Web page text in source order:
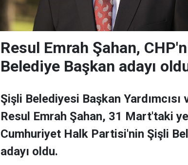
Resul Emrah Şahan,
Belediye Başkan adayı
Şişli Belediyesi Başkan Yardımcısı
Resul Emrah Şahan, 31 Mart'taki
Cumhuriyet Halk Partisi'nin Şişli
adayı oldu.